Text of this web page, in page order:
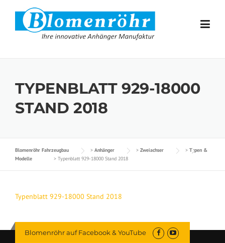
Skip to content
TYPENBLATT 929-18000
STAND 2018
Blomenröhr Fahrzeugbau > Anhänger > Zweiachser > Typen &
Modelle
> Typenblatt 929-18000 Stand 2018
Typenblatt 929-18000 Stand 2018
Blomenröhr auf Facebook & YouTube